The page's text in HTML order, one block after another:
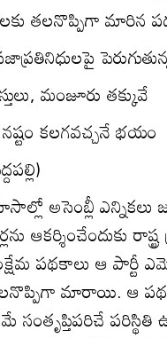
తలనొప్పిగా మారిన
మంజూరు తక్కువే
కలగవచ్చనే భయం
అసెంబ్లీ ఎన్నికలు
ఆకర్శించేందుకు రాష్ట్ర
పథకాలు ఆ పార్టీ
మారాయి. ఆ
సంతృప్తిపరిచే